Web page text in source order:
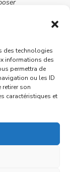
des technologies
informations des
permettra de
ou les ID
retirer son
caractéristiques et
la